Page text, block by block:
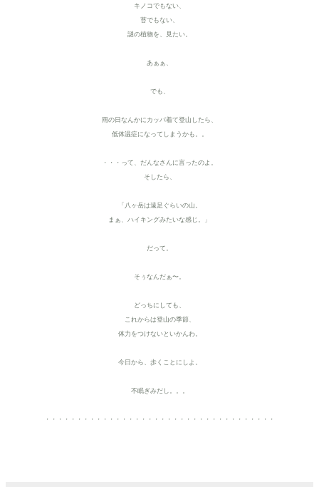
キノコでもない、
苔でもない、
謎の植物を、見たい。
あぁぁ、
でも、
雨の日なんかにカッパ着て登山したら、
低体温症になってしまうかも。。
・・・って、だんなさんに言ったのよ。
そしたら、
「八ヶ岳は遠足ぐらいの山。
まぁ、ハイキングみたいな感じ。」
だって。
そぅなんだぁ〜。
どっちにしても、
これからは登山の季節、
体力をつけないといかんわ。
今日から、歩くことにしよ。
不眠ぎみだし。。。
・・・・・・・・・・・・・・・・・・・・・・・・・・・・・・・・・・・・